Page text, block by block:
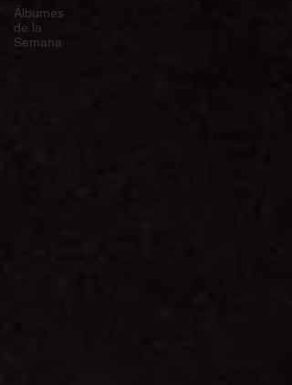
Álbumes
de la
Semana